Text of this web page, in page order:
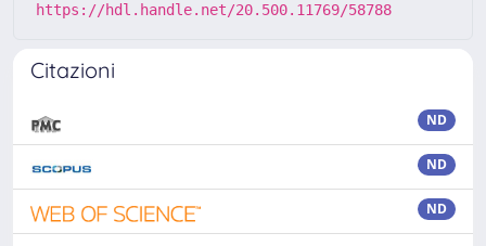
https://hdl.handle.net/20.500.11769/58788
Citazioni
ND
ND
ND